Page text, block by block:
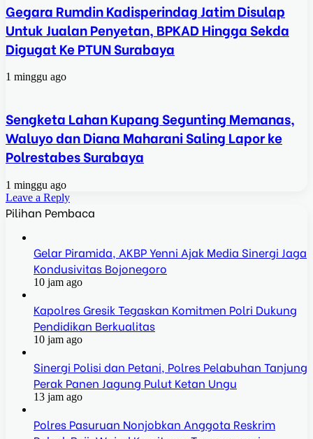
Gegara Rumdin Kadisperindag Jatim Disulap
Untuk Jualan Penyetan, BPKAD Hingga Sekda
Digugat Ke PTUN Surabaya
1 minggu ago
Sengketa Lahan Kupang Segunting Memanas,
Waluyo dan Diana Maharani Saling Lapor ke
Polrestabes Surabaya
1 minggu ago
Leave a Reply
Pilihan Pembaca
Gelar Piramida, AKBP Yenni Ajak Media Sinergi Jaga
Kondusivitas Bojonegoro
10 jam ago
Kapolres Gresik Tegaskan Komitmen Polri Dukung
Pendidikan Berkualitas
10 jam ago
Sinergi Polisi dan Petani, Polres Pelabuhan Tanjung
Perak Panen Jagung Pulut Ketan Ungu
13 jam ago
Polres Pasuruan Nonjobkan Anggota Reskrim